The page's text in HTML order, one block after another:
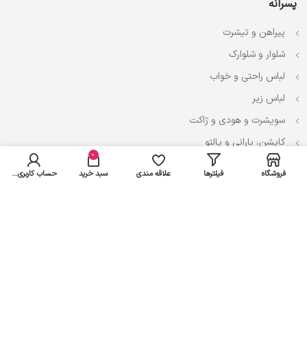
پسرانه
پیراهن و تیشرت
شلوار و شلوارک
لباس راحتی و خواب
لباس زیر
سویشرت و هودی و ژاکت
کاپشن، بارانی و پالتو
نوزادی
فروشگاه فیلترها علاقه مندی
0
سبد خرید حساب کاربری من